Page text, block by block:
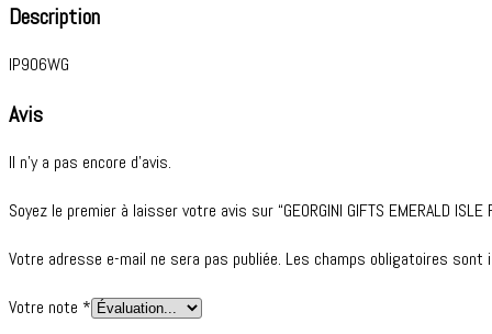
Description
IP906WG
Avis
Il n’y a pas encore d’avis.
Soyez le premier à laisser votre avis sur “GEORGINI GIFTS EMERALD ISLE
Votre adresse e-mail ne sera pas publiée. Les champs obligatoires sont
Votre note *